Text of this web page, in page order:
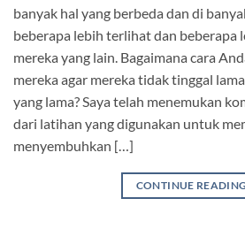
banyak hal yang berbeda dan di
beberapa lebih terlihat dan beberapa
mereka yang lain. Bagaimana cara
mereka agar mereka tidak tinggal
yang lama? Saya telah menemukan
dari latihan yang digunakan untuk
menyembuhkan […]
CONTINUE READING